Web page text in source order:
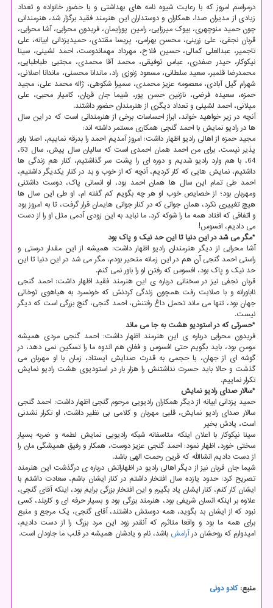
درمراسم امروز که با رعایت شیوه نامه های بهداشتی و با حضور خانواده و تعداد
زیادی از مدیران صدا، همکاران و دوستداران این هنرمند فقید برگزار شد، هنرمندانی
چون حمید منوچهری، بیوک میرزایی، رامین پورایمان، فریدون محرابی، آشا محرابی،
قربان نجفی، علی زرینی، محسن بهرامی، پریسا مقتدی، حمیدیزدانی ابیانه، علی
تاجمیر، عبدالعلی کمالی، حسین فلاح، مهرداد مهماندوست، احمد لشینی، سینا
نیکوکار، حیدر صفدری، عباس توفیقی، محمد آقا محمدی، مجتبی طباطبایی،
محمدرضا قلمبر، سعید سلطانی، مسعود زنوزی راد، ماندانا محسنی، ماندانا اصلانی،
شهرام گیل آبادی، معصومه عزیز محمدی، سمیرا شکوهی، ژاله محمد علی، مجید
حمزه، سعیده فرضی، نازنین حسن پور، شیما جان قربان، کامیار محبی، علی
میلانی، احمد لشینی و تعداد دیگری از هنرمندان حضور داشتند.
آنچه در زیر خواهید خواند، ابراز احساسات برخی از هنرمندانی است که در این سال
ها در رادیو نمایش با احمد گنجی همکاری مستمر داشته اند:
مجید حمزه از اهالی رادیو اظهار داشت: امروز آمدیم احمد را بدرقه نماییم، اصلا باور
پذیر نیست، برای من احمد همان احمدی است که سالیان سال پیش، سال 63،
64، با هم وارد رادیو شدیم و دوره ای را پشت سر گذاشتیم، کنار هم زندگی ها
داشتیم، نمایش هایی که کار کردیم، آنچه که از خوب و بد در کنار یکدیگر داشتیم،
احمد طی تمام این سال ها همان احمد بود، او انسانی پاک، دوست داشتنی
ومهربان بود؛ از خصایص خوب او هر چه بگویم کم گفته ام، او طی این سال ها
هیچ تغییری نکرد، همان جوانی که در کنار جوانی هایمان قرار گرفت، تا به امروز بود
و اتفاقی که افتاد همه ما را شوکه کرد. ما نباید به این زودی آدمی مثل او را از دست
می دادیم، افسوس!
*مگر می شد در این دنیا تا این حد نیک و پاک بود
آشا محرابی از دیگر هنرمندان رادیو اظهار داشت: همیشه از این مقدار درستی و
راستی احمد گنجی آن هم در این زمانه متحیر بودم، مگر می شد در این دنیا تا این
حد نیک و پاک بود، افسوس که رفتن او را باور نمی کنم.
قربان نجفی نیز در سخنانی درباره ی این هنرمند فقید اظهار داشت: احمد گنجی
ناباورانه و با صلابت رفت همچون زندگی کردنش که خونسرد به هیاهوی توخالی
جهان بود، تنها می ماند تحمل داغ رفتنش، احمد گنجی، گنج بزرگی است که دیگر
نیست.
*حسرتی که در استودیو هشت به جا می ماند
فریدون محرابی درباره ی این هنرمند اظهار داشت: احمد گنجی مردی همیشه
مومن بود، باید بگویم حتی افسوس و فغان هم اندوه ما را تسکین نمی دهد، در
گوشه ای از جهان، با حجمی به قدرت صدایش ایستاد، زمان با او مهربان می
گذشت و حالا باید حسرت نداشتنش را هزار بار در استودیوی هشت رادیو نمایش
تکرار نماییم.
*سالار صدای رادیو نمایش
حمید یزدانی ابیانه از دیگر همکاران رادیویی مرحوم گنجی اظهار داشت: احمد گنجی
سالار صدای رادیو نمایش، قلبی مهربان و کلامی بی نظیر داشت، او تکرار نشدنی
است، یادش بخیر
سینا نیکوکار با اعلان اینکه متاسفانه شبکه رادیویی نمایش لطمه و ضربه بسیار
سختی خورد، اظهار نمود: احمد گنجی عزیز دوست، همکار و رفیق همیشگی مان را
از دست دادیم انشاالله که قرین رحمت الهی باشد.
شیما جان قربان نیز از دیگر اهالی رادیو در اظهاراتش درباره ی درگذشت این هنرمند
تصریح کرد: حدود یازده سال افتخار داشتم در کنار ایشان باشم، سعادت داشتم با
ایشان کار کنم، کنار ایشان یاد بگیرم و این افتخار بزرگی برایم بود، اینکه آقای گنجی،
علاوه بر اینکه انسان شریفی بود، هنرمند بزرگی بود و بسیار حرفه ای و کاربلد، کسی
نبود که از ایشان بد بگوید، همه دوستش داشتند، آقای گنجی، یک مرجع و منبع
برای همه ما بود و واقعا متاثرم که آنقدر زود این مرد بزرگ را از دست دادیم،
امیدوارم که روحشان درآرامش باشد، نام و یادشان همیشه در قلب ما جاودان است.
منبع:كادو دونی